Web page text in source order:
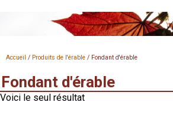
Accueil / Produits de l'érable / Fondant d'érable
Fondant d'érable
Voici le seul résultat